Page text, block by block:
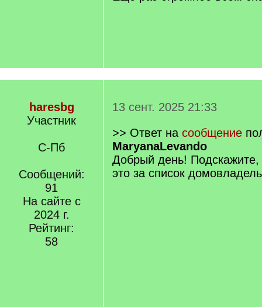
haresbg
Участник
С-Пб
Сообщений:
91
На сайте с
2024 г.
Рейтинг:
58
13 сент. 2025 21:33
>> Ответ на сообщение
MaryanaLevando
Добрый день! Подскажите,
это за список